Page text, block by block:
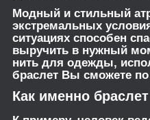
Модный и стильный
экстремальных
ситуациях способен
выручить в нужный
нить для одежды,
браслет Вы сможете
Как именно